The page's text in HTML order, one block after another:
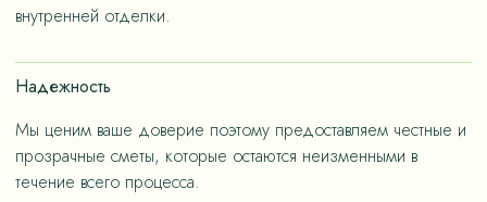
членов семьи.
– не только эстетичные, но и долговечные, как за
счет дизайнерских решений, ориентированных на
«медленную моду».
внутренней отделки.
Надежность
Мы ценим ваше доверие поэтому предоставляем честные и
прозрачные сметы, которые остаются неизменными в
течение всего процесса.